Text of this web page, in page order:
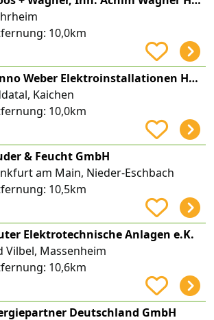
10,0km
Hanno Weber Elektroinstallationen HW Elektroinstallation
Kaichen
10,0km
& Feucht GmbH
am Main, Nieder-Eschbach
10,5km
Elektrotechnische Anlagen e.K.
Vilbel, Massenheim
10,6km
Deutschland GmbH